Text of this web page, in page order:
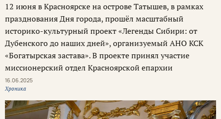
12 июня в Красноярске на острове Татышев, в рамках
празднования Дня города, прошёл масштабный
историко-культурный проект «Легенды Сибири: от
Дубенского до наших дней», организуемый АНО КСК
«Богатырская застава». В проекте принял участие
миссионерский отдел Красноярской епархии
16.06.2025
Хроника